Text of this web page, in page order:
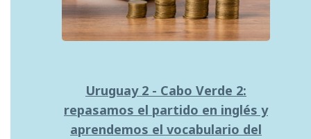
Uruguay 2 - Cabo Verde 2:
repasamos el partido en inglés y
aprendemos el vocabulario del